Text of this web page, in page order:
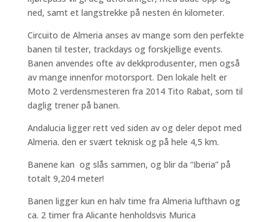
ned, samt et langstrekke på nesten én kilometer.
Circuito de Almeria anses av mange som den perfekte
banen til tester, trackdays og forskjellige events.
Banen anvendes ofte av dekkprodusenter, men også
av mange innenfor motorsport. Den lokale helt er
Moto 2 verdensmesteren fra 2014 Tito Rabat, som til
daglig trener på banen.
Andalucia ligger rett ved siden av og deler depot med
Almeria. den er svært teknisk og på hele 4,5 km.
Banene kan og slås sammen, og blir da “Iberia” på
totalt 9,204 meter!
Banen ligger kun en halv time fra Almeria lufthavn og
ca. 2 timer fra Alicante henholdsvis Murica